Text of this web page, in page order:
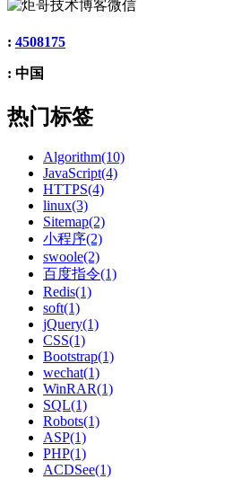
: 4508175
: 中国
热门标签
Algorithm(10)
JavaScript(4)
HTTPS(4)
linux(3)
Sitemap(2)
小程序(2)
swoole(2)
百度指令(1)
Redis(1)
soft(1)
jQuery(1)
CSS(1)
Bootstrap(1)
wechat(1)
WinRAR(1)
SQL(1)
Robots(1)
ASP(1)
PHP(1)
ACDSee(1)